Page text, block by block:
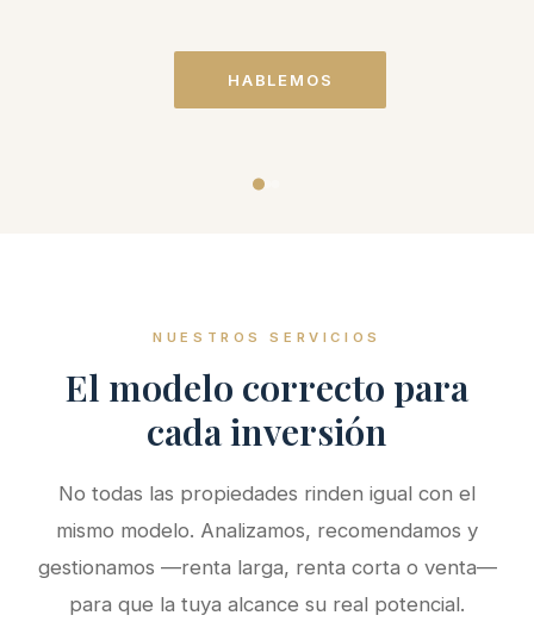
HABLEMOS
NUESTROS SERVICIOS
El modelo correcto para
cada inversión
No todas las propiedades rinden igual con el
mismo modelo. Analizamos, recomendamos y
gestionamos —renta larga, renta corta o venta—
para que la tuya alcance su real potencial.